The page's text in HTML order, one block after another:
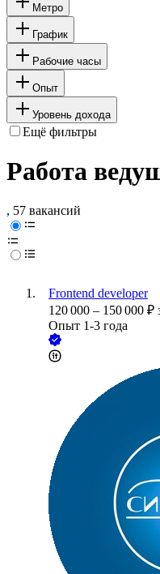
Метро
График
Рабочие часы
Опыт
Уровень дохода
Ещё фильтры
Работа
, 57 вакансий
Frontend developer
120 000 – 150 000 ₽
Опыт 1-3 года